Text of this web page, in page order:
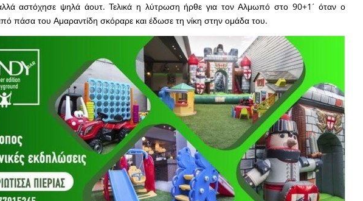
αστόχησε ψηλά άουτ. Τελικά η λύτρωση ήρθε για τον Αλμωπό στο 90+1΄ όταν ο
πάσα του Αμαραντίδη σκόραρε και έδωσε τη νίκη στην ομάδα του.